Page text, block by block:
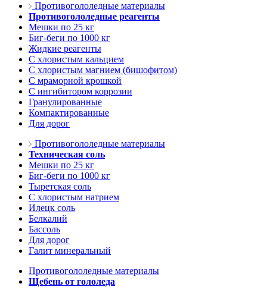
Противогололедные материалы
Противогололедные реагенты
Мешки по 25 кг
Биг-беги по 1000 кг
Жидкие реагенты
С хлористым кальцием
С хлористым магнием (бишофитом)
С мраморной крошкой
С ингибитором коррозии
Гранулированные
Компактированные
Для дорог
Противогололедные материалы
Техническая соль
Мешки по 25 кг
Биг-беги по 1000 кг
Тыретская соль
С хлористым натрием
Илецк соль
Белкалий
Бассоль
Для дорог
Галит минеральный
Противогололедные материалы
Щебень от гололеда